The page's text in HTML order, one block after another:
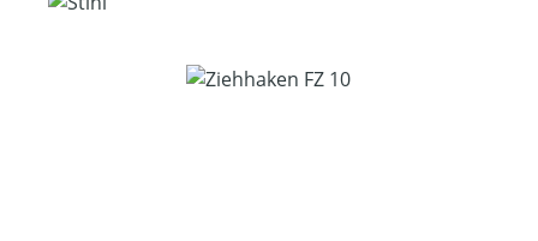
Bildergalerie überspringen